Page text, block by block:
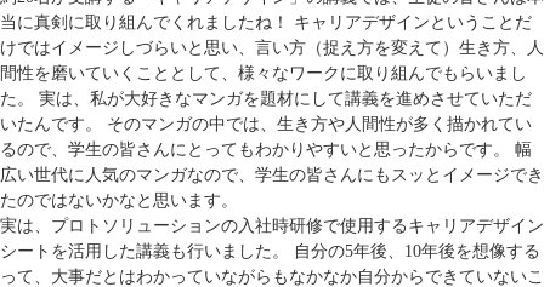
当に真剣に取り組んでくれましたね！ キャリアデザインということだ
けではイメージしづらいと思い、言い方（捉え方を変えて）生き方、人
間性を磨いていくこととして、様々なワークに取り組んでもらいまし
た。 実は、私が大好きなマンガを題材にして講義を進めさせていただ
いたんです。 そのマンガの中では、生き方や人間性が多く描かれてい
るので、学生の皆さんにとってもわかりやすいと思ったからです。 幅
広い世代に人気のマンガなので、学生の皆さんにもスッとイメージでき
たのではないかなと思います。
実は、プロトソリューションの入社時研修で使用するキャリアデザイン
シートを活用した講義も行いました。 自分の5年後、10年後を想像する
って、大事だとはわかっていながらもなかなか自分からできていないこ